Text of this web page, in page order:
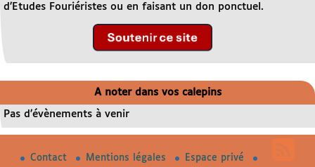
d’Etudes Fouriéristes ou en faisant un don ponctuel.
A noter dans vos calepins
Pas d’évènements à venir
Contact Mentions légales Espace privé